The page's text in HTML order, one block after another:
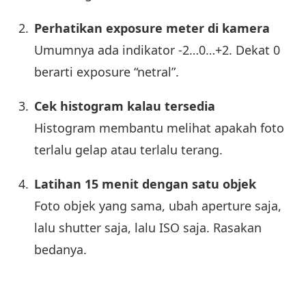
Perhatikan exposure meter di kamera
Umumnya ada indikator -2…0…+2. Dekat 0
berarti exposure “netral”.
Cek histogram kalau tersedia
Histogram membantu melihat apakah foto
terlalu gelap atau terlalu terang.
Latihan 15 menit dengan satu objek
Foto objek yang sama, ubah aperture saja,
lalu shutter saja, lalu ISO saja. Rasakan
bedanya.